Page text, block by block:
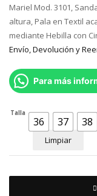
Mariel Mod. 3101,
altura, Pala en Textil
mediante Hebilla con
Envío, Devolución y
Para más
Talla
36 37 38
Limpiar